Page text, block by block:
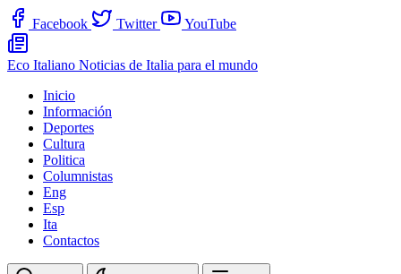
Facebook Twitter YouTube
Eco Italiano Noticias de Italia para el mundo
Inicio
Información
Deportes
Cultura
Politica
Columnistas
Eng
Esp
Ita
Contactos